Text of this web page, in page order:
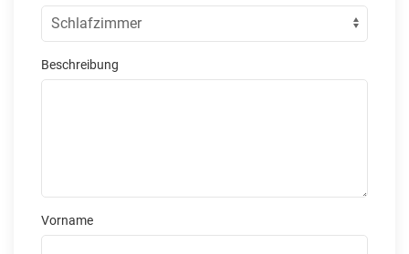
Beschreibung
Vorname